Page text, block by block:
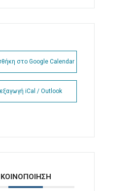
στο Google Calendar
iCal / Outlook
ΚΟΙΝΟΠΟΙΗΣΗ